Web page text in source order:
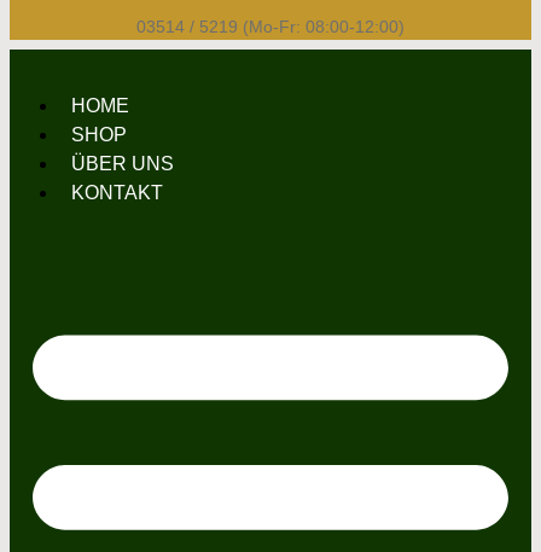
03514 / 5219 (Mo-Fr: 08:00-12:00)
HOME
SHOP
ÜBER UNS
KONTAKT